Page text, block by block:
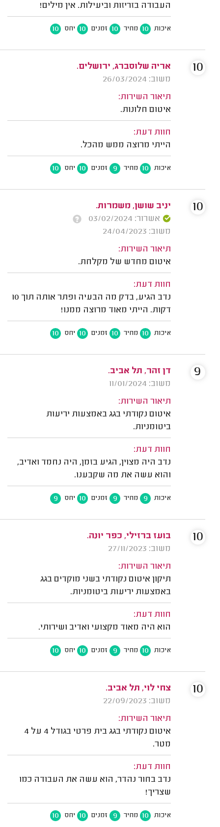
העבודה בזריזות וביעילות. אין מילים!
איכות 10 מחיר 10 זמנים 10 יחס 10
אריה שלוסברג, ירושלים.
משוב: 26/03/2024
תיאור השירות:
איטום חלונות.
חוות דעת:
הייתי מרוצה ממש מהכל.
איכות 10 מחיר 9 זמנים 10 יחס 10
10
יניב שושן, משמרות.
אשרור: 03/02/2024
משוב: 24/04/2023
תיאור השירות:
איטום מחדש של מקלחת.
חוות דעת:
נדב הגיע, בדק מה הבעיה ופתר אותה תוך 10
דקות. הייתי מאוד מרוצה ממנו!
איכות 10 מחיר 10 זמנים 10 יחס 10
10
דן זהר, תל אביב.
משוב: 11/01/2024
תיאור השירות:
איטום נקודתי בגג באמצעות יריעות
ביטומניות.
חוות דעת:
נדב היה מצוין, הגיע בזמן, היה נחמד ואדיב,
והוא עשה את מה שקבענו.
איכות 9 מחיר 9 זמנים 10 יחס 9
9
בועז ברזילי, כפר יונה.
משוב: 27/11/2023
תיאור השירות:
תיקון איטום נקודתי בשני מוקדים בגג
באמצעות יריעות ביטומניות.
חוות דעת:
הוא היה מאוד מקצועי ואדיב ושירותי.
איכות 10 מחיר 9 זמנים 10 יחס 10
10
צחי לוי, תל אביב.
משוב: 22/09/2023
תיאור השירות:
איטום נקודתי בגג בית פרטי בגודל 4 על 4
מטר.
חוות דעת:
נדב בחור נהדר, הוא עשה את העבודה כמו
שצריך!
איכות 10 מחיר 9 זמנים 10 יחס 10
10